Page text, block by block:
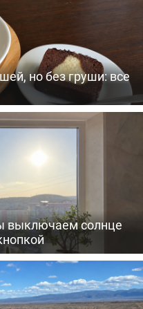
но без груши: все
выключаем солнце